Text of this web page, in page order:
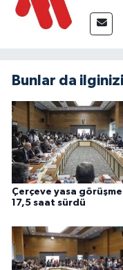
Bunlar da
Çerçeve yasa
17,5 saat sürdü